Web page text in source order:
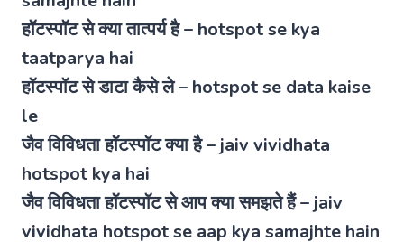
हॉटस्पॉट से क्या तात्पर्य है – hotspot se kya
taatparya hai
हॉटस्पॉट से डाटा कैसे ले – hotspot se data kaise
le
जैव विविधता हॉटस्पॉट क्या है – jaiv vividhata
hotspot kya hai
जैव विविधता हॉटस्पॉट से आप क्या समझते हैं – jaiv
vividhata hotspot se aap kya samajhte hain